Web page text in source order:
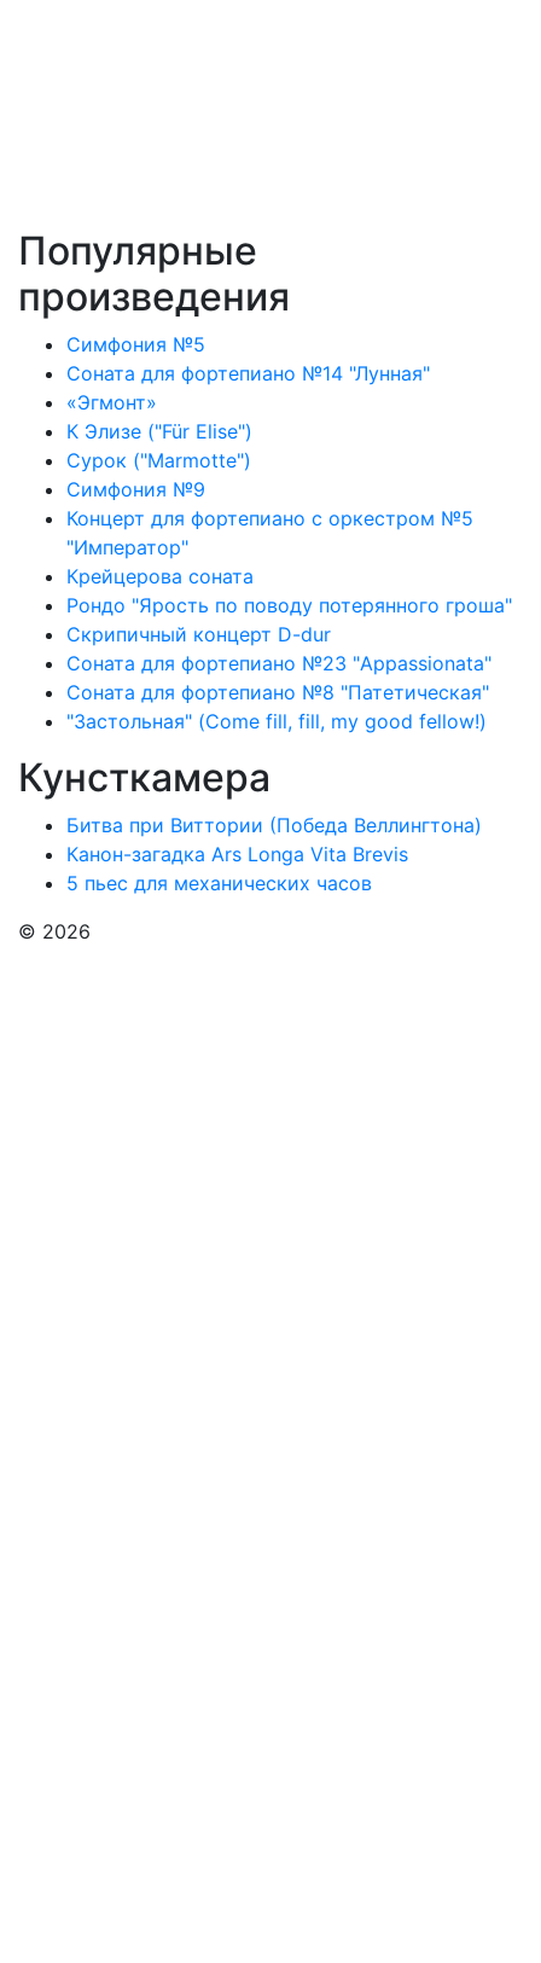
Популярные
произведения
Симфония №5
Соната для фортепиано №14 "Лунная"
«Эгмонт»
К Элизе ("Für Elise")
Сурок ("Marmotte")
Симфония №9
Концерт для фортепиано с оркестром №5
"Император"
Крейцерова соната
Рондо "Ярость по поводу потерянного гроша"
Скрипичный концерт D-dur
Соната для фортепиано №23 "Appassionata"
Соната для фортепиано №8 "Патетическая"
"Застольная" (Come fill, fill, my good fellow!)
Кунсткамера
Битва при Виттории (Победа Веллингтона)
Канон-загадка Ars Longa Vita Brevis
5 пьес для механических часов
© 2026